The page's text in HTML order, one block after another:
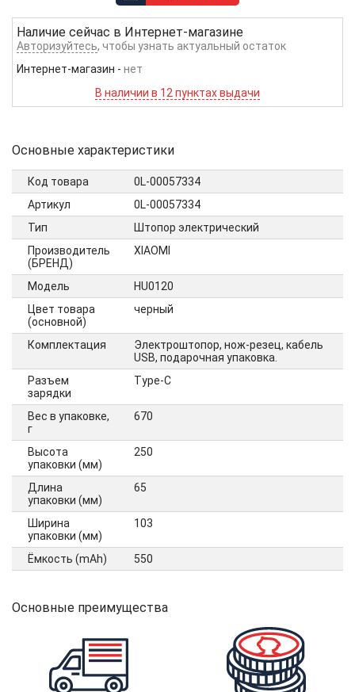
Наличие сейчас в Интернет-магазине
Авторизуйтесь, чтобы узнать актуальный остаток
Интернет-магазин - нет
В наличии в 12 пунктах выдачи
Основные характеристики
Код товара
0L-00057334
Артикул
0L-00057334
Тип
Штопор электрический
Производитель
(БРЕНД)
XIAOMI
Модель
HU0120
Цвет товара
(основной)
черный
Комплектация
Электроштопор, нож-резец, кабель
USB, подарочная упаковка.
Разъем
зарядки
Type-C
Вес в упаковке,
г
670
Высота
упаковки (мм)
250
Длина
упаковки (мм)
65
Ширина
упаковки (мм)
103
Ёмкость (mAh) 550
Основные преимущества